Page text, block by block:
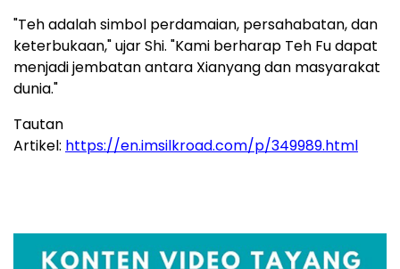
"Teh adalah simbol perdamaian, persahabatan, dan
keterbukaan," ujar Shi. "Kami berharap Teh Fu dapat
menjadi jembatan antara Xianyang dan masyarakat
dunia."
Tautan
Artikel: https://en.imsilkroad.com/p/349989.html